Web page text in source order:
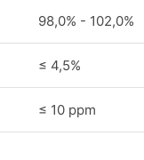
98,0% - 102,0%
≤ 4,5%
≤ 10 ppm